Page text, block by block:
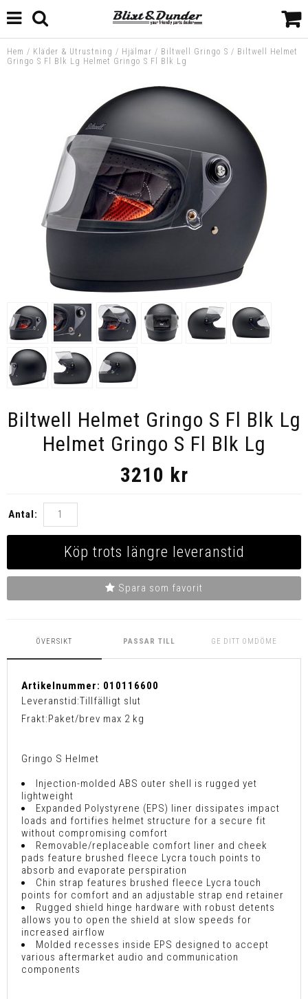
Hem / Kläder & Utrustning / Hjälmar / Biltwell Gringo S / Biltwell Helmet
Gringo S Fl Blk Lg Helmet Gringo S Fl Blk Lg
Biltwell Helmet Gringo S Fl Blk Lg
Helmet Gringo S Fl Blk Lg
3210 kr
Antal:
Köp trots längre leveranstid
Spara som favorit
ÖVERSIKT PASSAR TILL GE DITT OMDÖME
Artikelnummer: 010116600
Leveranstid:Tillfälligt slut
Frakt:Paket/brev max 2 kg
Gringo S Helmet
Injection-molded ABS outer shell is rugged yet
lightweight
Expanded Polystyrene (EPS) liner dissipates impact
loads and fortifies helmet structure for a secure fit
without compromising comfort
Removable/replaceable comfort liner and cheek
pads feature brushed fleece Lycra touch points to
absorb and evaporate perspiration
Chin strap features brushed fleece Lycra touch
points for comfort and an adjustable strap end retainer
Rugged shield hinge hardware with robust detents
allows you to open the shield at slow speeds for
increased airflow
Molded recesses inside EPS designed to accept
various aftermarket audio and communication
components